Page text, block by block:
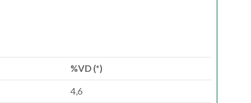
%VD (*)
4,6